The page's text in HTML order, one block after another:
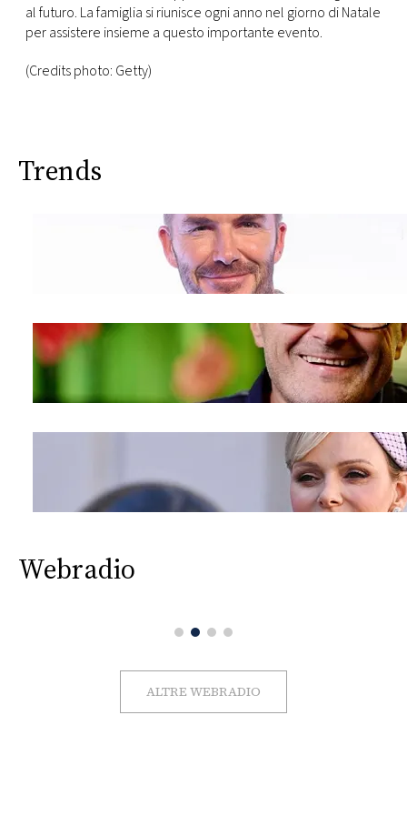
al futuro. La famiglia si riunisce ogni anno nel giorno di Natale
per assistere insieme a questo importante evento.
(Credits photo: Getty)
Trends
Webradio
ALTRE WEBRADIO